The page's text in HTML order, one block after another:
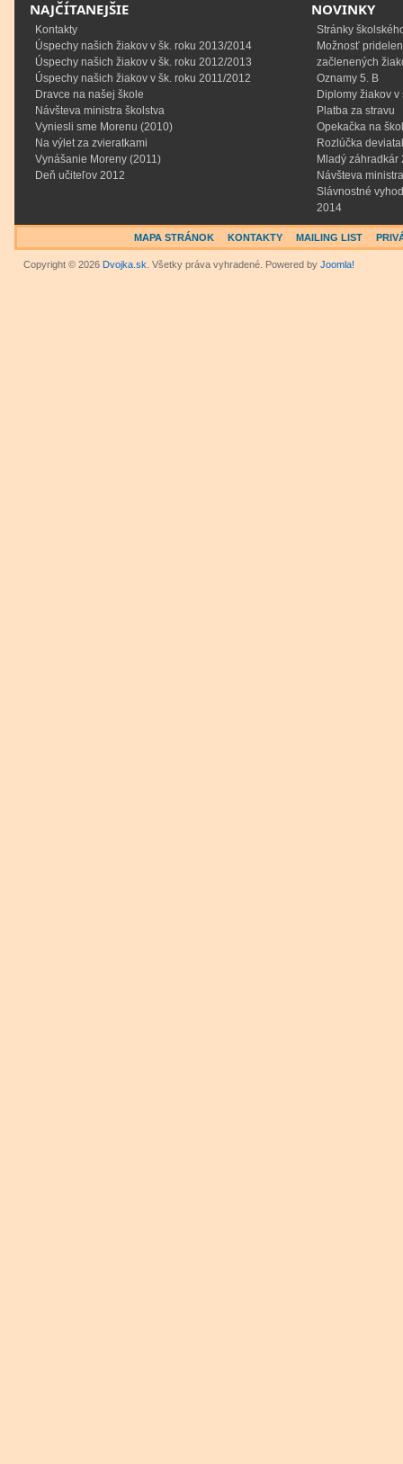
NAJČÍTANEJŠIE
Kontakty
Úspechy našich žiakov v šk. roku 2013/2014
Úspechy našich žiakov v šk. roku 2012/2013
Úspechy našich žiakov v šk. roku 2011/2012
Dravce na našej škole
Návšteva ministra školstva
Vyniesli sme Morenu (2010)
Na výlet za zvieratkami
Vynášanie Moreny (2011)
Deň učiteľov 2012
NOVINKY
Stránky
Možnosť
začlenených
Oznamy 5. B
Diplomy žiakov
Platba za stravu
Opekačka na
Rozlúčka
Mladý
Návšteva
Slávnostné
2014
MAPA STRÁNOK KONTAKTY MAILING LIST
Copyright © 2026 Dvojka.sk . Všetky práva vyhradené. Powered by Joomla!